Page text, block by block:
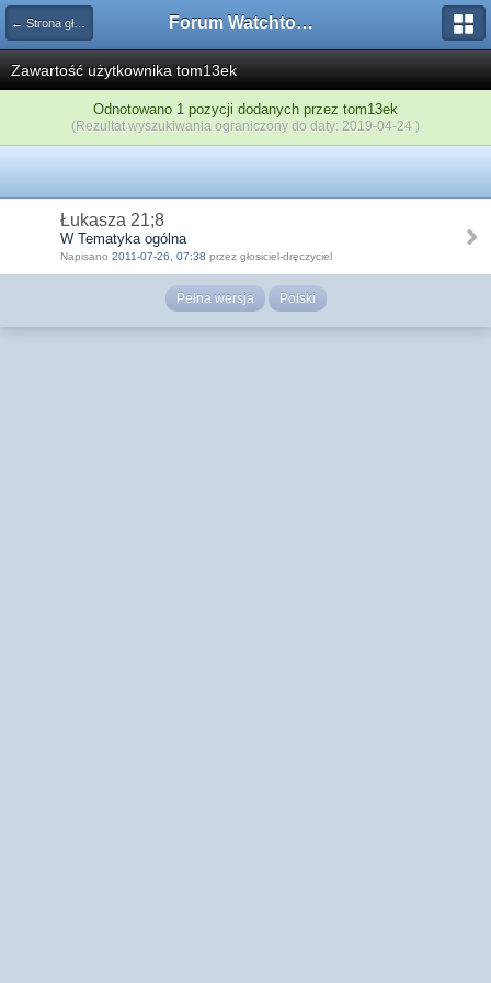
← Strona główna Forum Watchtower
Zawartość użytkownika tom13ek
Odnotowano 1 pozycji dodanych przez tom13ek
(Rezultat wyszukiwania ograniczony do daty: 2019-04-24 )
Łukasza 21;8
W Tematyka ogólna
Napisano 2011-07-26, 07:38 przez głosiciel-dręczyciel
Pełna wersja Polski